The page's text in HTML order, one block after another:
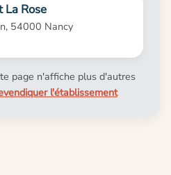
La Rose
54000 Nancy
page n'affiche plus d'autres
l'établissement